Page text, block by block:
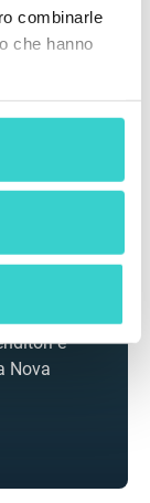
combinarle
che hanno
e
Nova